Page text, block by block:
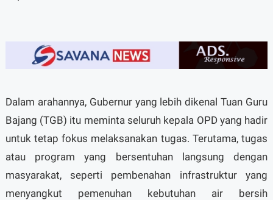
Dalam arahannya, Gubernur yang lebih dikenal Tuan Guru
Bajang (TGB) itu meminta seluruh kepala OPD yang hadir
untuk tetap fokus melaksanakan tugas. Terutama, tugas
atau program yang bersentuhan langsung dengan
masyarakat, seperti pembenahan infrastruktur yang
menyangkut pemenuhan kebutuhan air bersih